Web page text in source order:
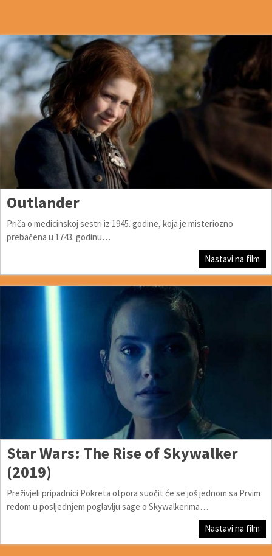
Outlander
Priča o medicinskoj sestri iz 1945. godine, koja je misteriozno
prebačena u 1743. godinu…
Nastavi na film
Star Wars: The Rise of Skywalker
(2019)
Preživjeli pripadnici Pokreta otpora suočit će se još jednom sa Prvim
redom u posljednjem poglavlju sage o Skywalkerima…
Nastavi na film